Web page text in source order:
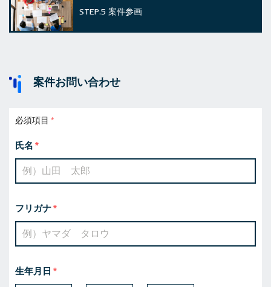
STEP.5 案件参画
案件お問い合わせ
必須項目
氏名
フリガナ
生年月日